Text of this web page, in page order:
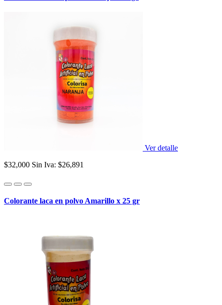
Ver detalle
$32,000 Sin Iva: $26,891
Colorante laca en polvo Amarillo x 25 gr